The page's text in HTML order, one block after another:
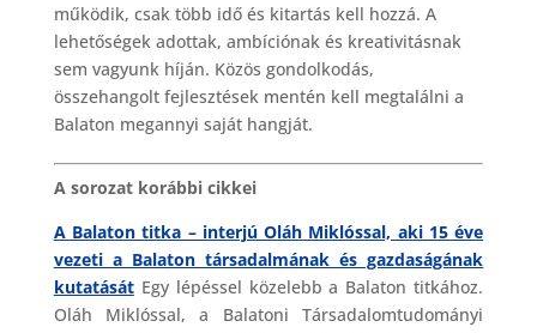
működik, csak több idő és kitartás kell hozzá. A
lehetőségek adottak, ambíciónak és kreativitásnak
sem vagyunk híján. Közös gondolkodás,
összehangolt fejlesztések mentén kell megtalálni a
Balaton megannyi saját hangját.
A sorozat korábbi cikkei
A Balaton titka – interjú Oláh Miklóssal, aki 15 éve
vezeti a Balaton társadalmának és gazdaságának
kutatását Egy lépéssel közelebb a Balaton titkához.
Oláh Miklóssal, a Balatoni Társadalomtudományi